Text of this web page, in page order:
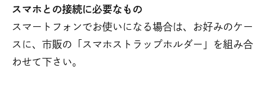
スマホとの接続に必要なもの
スマートフォンでお使いになる場合は、お好みのケー
スに、市販の「スマホストラップホルダー」を組み合
わせて下さい。